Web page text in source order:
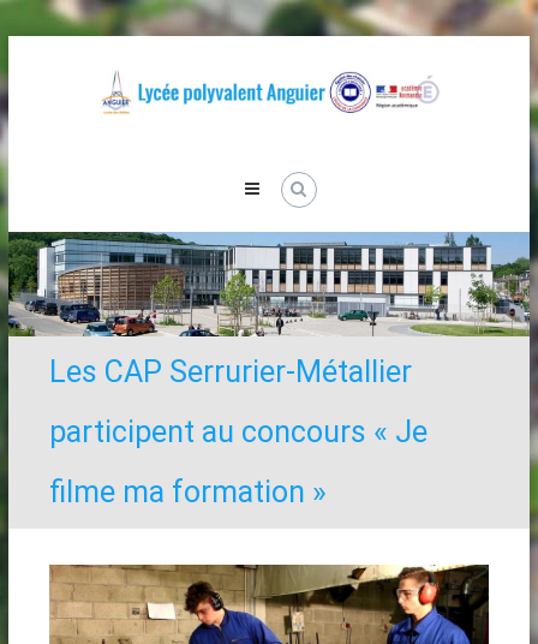
to
content
Les CAP Serrurier-Métallier
participent au concours « Je
filme ma formation »